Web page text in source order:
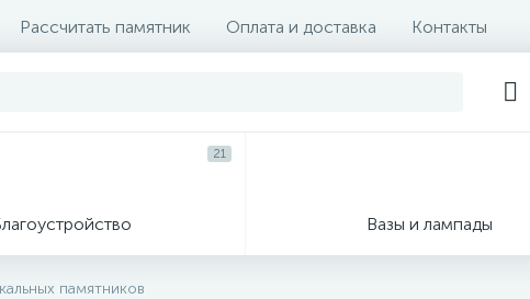
Рассчитать памятник Оплата и доставка Контакты
21
Вазы и лампады
памятников